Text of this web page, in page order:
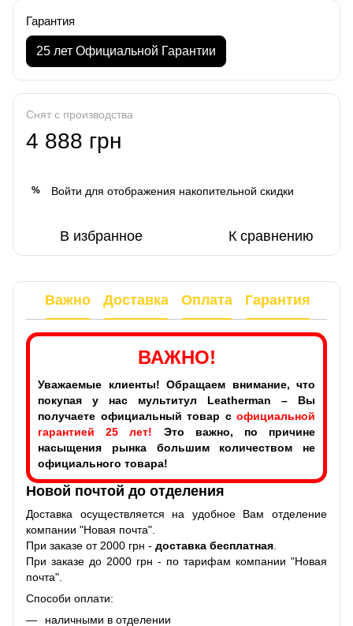
Гарантия
25 лет Официальной Гарантии
Снят с производства
4 888 грн
% Войти для отображения накопительной скидки
В избранное К сравнению
Важно Доставка Оплата Гарантия
ВАЖНО!
Уважаемые клиенты! Обращаем внимание, что
покупая у нас мультитул Leatherman – Вы
получаете официальный товар с официальной
гарантией 25 лет! Это важно, по причине
насыщения рынка большим количеством не
официального товара!
Новой почтой до отделения
Доставка осуществляется на удобное Вам отделение
компании "Новая почта".
При заказе от 2000 грн - доставка бесплатная
При заказе до 2000 грн - по тарифам компании "Новая
почта".
Способи оплати:
наличными в отделении